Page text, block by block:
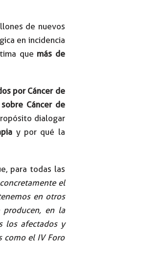
de nuevos
en incidencia
que más de
por Cáncer de
sobre Cáncer de
dialogar
y por qué la
para todas las
el
en otros
en la
los afectados y
como el IV Foro